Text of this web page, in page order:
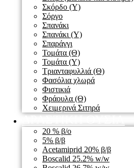
Σκόρδο (Υ)
Σόργο
Σπανάκι
Σπανάκι (Υ)
Σπαράγγι
Τομάτα (Θ)
Τομάτα (Υ)
Τριανταφυλλιά (Θ)
Φασόλια χλωρά
Φιστικιά
Φράουλα (Θ)
Χειμερινά Σιτηρά
ΔΡΑΣΤΙΚΗ ΟΥΣΙΑ
20 % β/ο
5% β/β
Acetamiprid 20% β/β
Boscalid 25.2% w/w